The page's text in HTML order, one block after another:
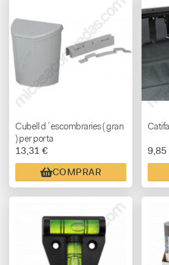
Cubell d´escombraries ( gran
) per porta
13,31 €
COMPRAR
9,85